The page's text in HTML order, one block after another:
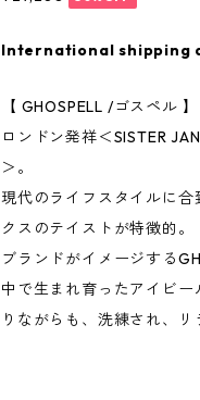
International shipping
【 GHOSPELL /ゴスペル 】
ロンドン発祥＜SISTER
＞。
現代のライフスタイルに
クスのテイストが特徴的。
ブランドがイメージする
中で生まれ育ったアイビ
りながらも、洗練され、リ